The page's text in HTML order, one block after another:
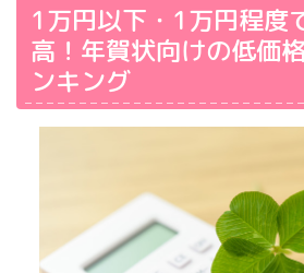
1万円以下・1万円程度
高！年賀状向けの低価
ンキング